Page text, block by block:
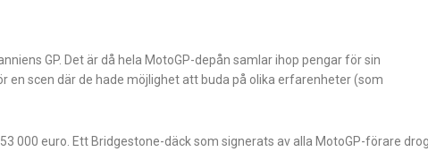
GP. Det är då hela MotoGP-depån samlar ihop pengar för sin
en scen där de hade möjlighet att buda på olika erfarenheter (som
000 euro. Ett Bridgestone-däck som signerats av alla MotoGP-förare drog